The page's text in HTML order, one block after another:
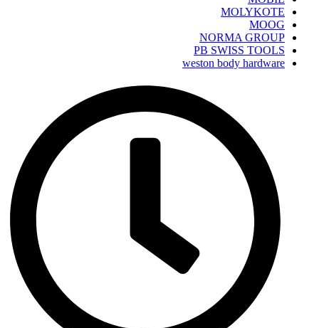
MOLYKOTE
MOOG
NORMA GROUP
PB SWISS TOOLS
weston body hardware